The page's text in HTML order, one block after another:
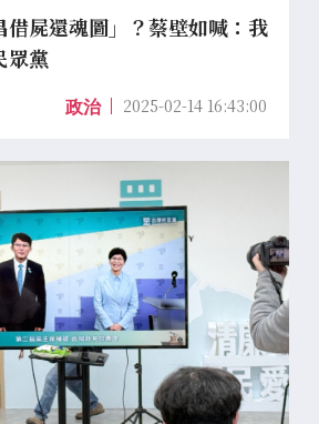
借屍還魂圖」？蔡壁如喊：我
眾黨
政治 2025-02-14 16:43:00